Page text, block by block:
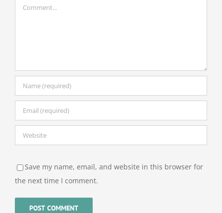
Save my name, email, and website in this browser for
the next time I comment.